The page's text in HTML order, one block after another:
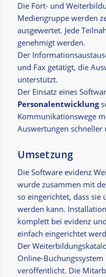
Die Fort- und
Mediengruppe werden
ausgewertet. Jede
genehmigt werden.
Der
und Fax getätigt, die
unterstützt.
Der Einsatz eines
Personalentwicklung
Kommunikationswege
Auswertungen schneller
Umsetzung
Die Software evidenz
wurde zusammen mit
so eingerichtet, dass sie
werden kann.
komplett bei evidenz
einfach eingerichtet
Der
Online-
veröffentlicht. Die